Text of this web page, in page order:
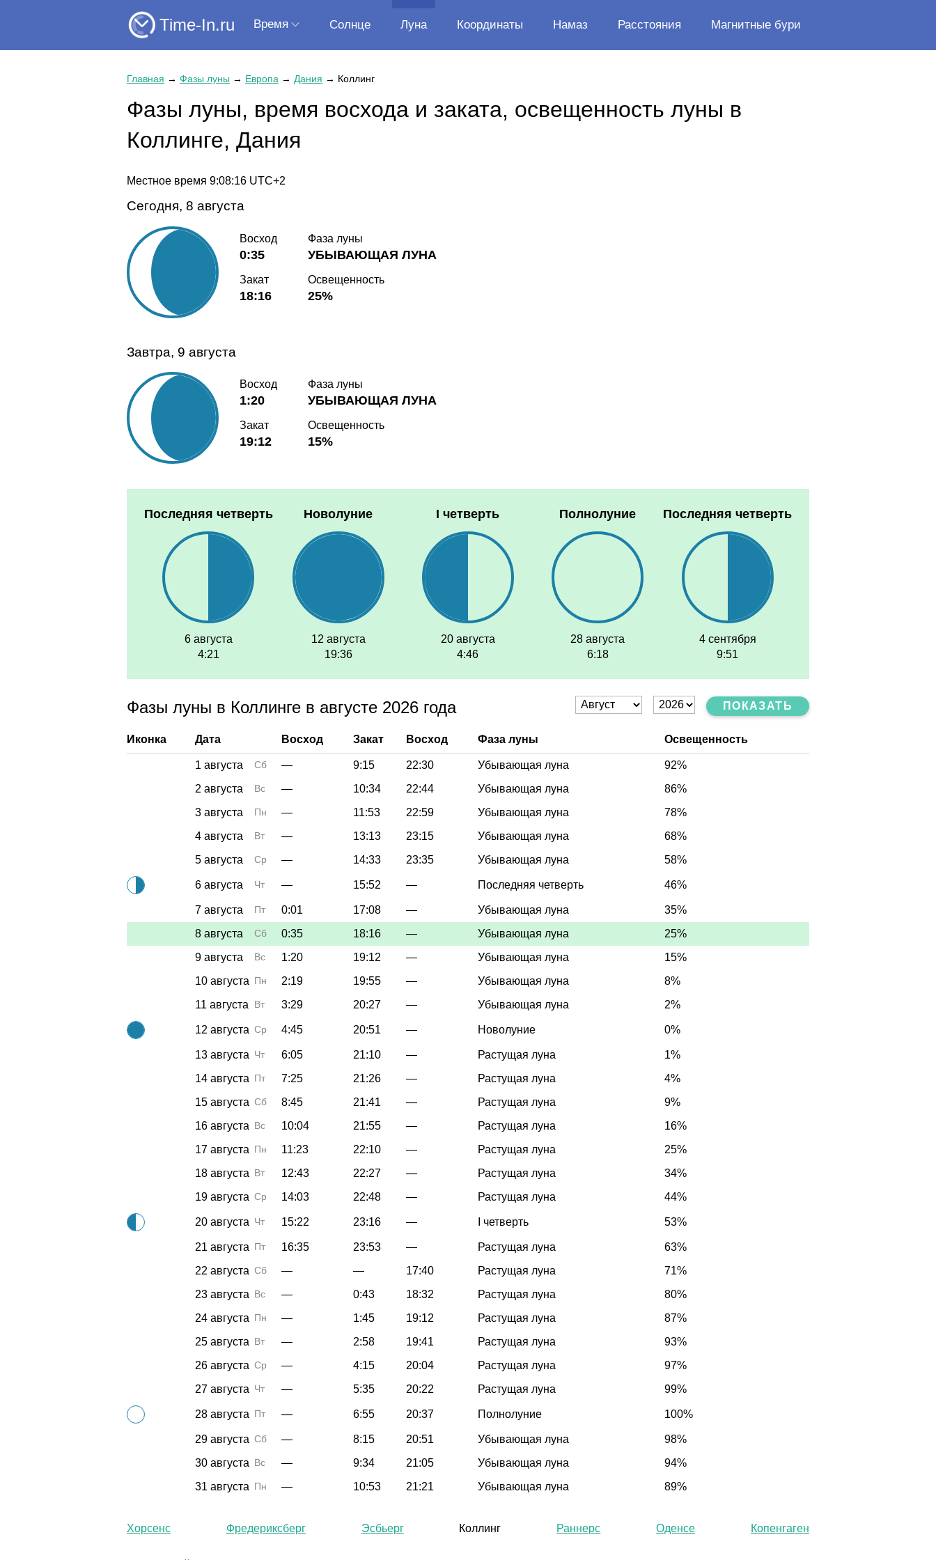
Time-In.ru Время Солнце Луна Координаты Намаз Расстояния Магнитные бури
Главная → Фазы луны → Европа → Дания → Коллинг
Фазы луны, время восхода и заката, освещенность луны в
Коллинге, Дания
Местное время 9:08:16 UTC+2
Сегодня, 8 августа
Восход
0:35
Закат
18:16
Фаза луны
УБЫВАЮЩАЯ ЛУНА
Освещенность
25%
Завтра, 9 августа
Восход
1:20
Закат
19:12
Фаза луны
УБЫВАЮЩАЯ ЛУНА
Освещенность
15%
Последняя четверть
6 августа
4:21
Новолуние
12 августа
19:36
I четверть
20 августа
4:46
Полнолуние
28 августа
6:18
Последняя четверть
4 сентября
9:51
Фазы луны в Коллинге в августе 2026 года ПОКАЗАТЬ
Иконка Дата Восход Закат Восход Фаза луны Освещенность
1 августа Сб — 9:15 22:30 Убывающая луна
92%
2 августа
Вс — 10:34 22:44 Убывающая луна
86%
3 августа
Пн — 11:53 22:59 Убывающая луна
78%
4 августа
Вт — 13:13 23:15 Убывающая луна
68%
5 августа
Ср — 14:33 23:35 Убывающая луна 58%
6 августа Чт — 15:52 — Последняя четверть 46%
7 августа Пт 0:01 17:08 — Убывающая луна
35%
8 августа
Сб 0:35 18:16 — Убывающая луна
25%
9 августа
Вс 1:20 19:12 — Убывающая луна
15%
10 августа Пн 2:19 19:55 — Убывающая луна
8%
11 августа
Вт 3:29 20:27 — Убывающая луна 2%
12 августа Ср 4:45 20:51 — Новолуние 0%
13 августа Чт 6:05 21:10 — Растущая луна
1%
14 августа Пт 7:25 21:26 — Растущая луна
4%
15 августа Сб 8:45 21:41 — Растущая луна
9%
16 августа Вс 10:04 21:55 — Растущая луна
16%
17 августа Пн 11:23 22:10 — Растущая луна
25%
18 августа Вт 12:43 22:27 — Растущая луна
34%
19 августа Ср 14:03 22:48 — Растущая луна 44%
20 августа Чт 15:22 23:16 — I четверть 53%
21 августа Пт 16:35 23:53 — Растущая луна
63%
22 августа Сб — — 17:40 Растущая луна
71%
23 августа Вс — 0:43 18:32 Растущая луна
80%
24 августа Пн — 1:45 19:12 Растущая луна
87%
25 августа Вт — 2:58 19:41 Растущая луна
93%
26 августа Ср — 4:15 20:04 Растущая луна
97%
27 августа Чт — 5:35 20:22 Растущая луна 99%
28 августа Пт — 6:55 20:37 Полнолуние 100%
29 августа Сб — 8:15 20:51 Убывающая луна
98%
30 августа Вс — 9:34 21:05 Убывающая луна
94%
31 августа Пн — 10:53 21:21 Убывающая луна 89%
Хорсенс Фредериксберг Эсбьерг Коллинг Раннерс Оденсе Копенгаген